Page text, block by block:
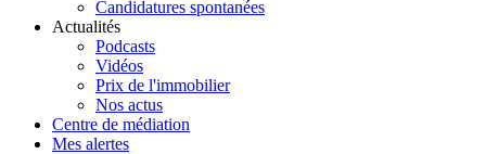
Candidatures spontanées
Actualités
Podcasts
Vidéos
Prix de l'immobilier
Nos actus
Centre de médiation
Mes alertes